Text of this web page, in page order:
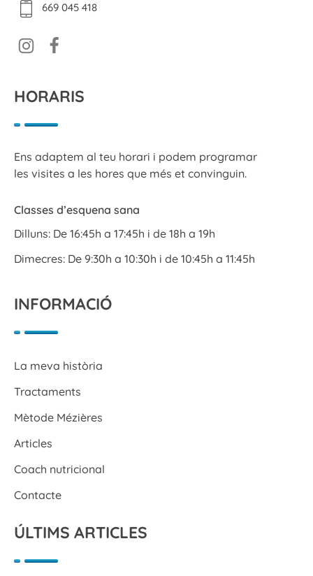
669 045 418
HORARIS
Ens adaptem al teu horari i podem programar
les visites a les hores que més et convinguin.
Classes d’esquena sana
Dilluns: De 16:45h a 17:45h i de 18h a 19h
Dimecres: De 9:30h a 10:30h i de 10:45h a 11:45h
INFORMACIÓ
La meva història
Tractaments
Mètode Mézières
Articles
Coach nutricional
Contacte
ÚLTIMS ARTICLES